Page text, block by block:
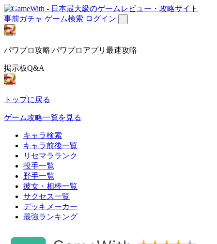
事前ガチャ ゲーム検索 ログイン
パワプロ攻略|パワプロアプリ最速攻略
掲示板Q&A
トップに戻る
ゲーム攻略一覧を見る
キャラ検索
キャラ前後一覧
リセマラランク
投手一覧
野手一覧
彼女・相棒一覧
サクセス一覧
デッキメーカー
最強ランキング